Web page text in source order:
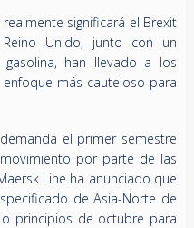
significará el Brexit
Unido, junto con un
han llevado a los
más cauteloso para
el primer semestre
por parte de las
Line ha anunciado que
de Asia-Norte de
principios de octubre para